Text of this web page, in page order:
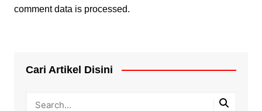
comment data is processed.
Cari Artikel Disini